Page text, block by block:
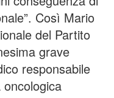
Così Mario
del Partito
grave
responsabile